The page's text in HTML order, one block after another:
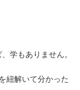
学もありません。
紐解いて分かった